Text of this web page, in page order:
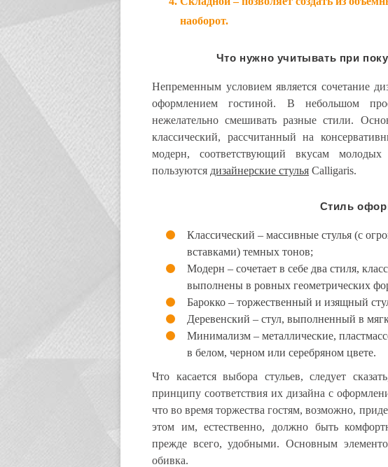
наоборот.
Что нужно учитывать при
Непременным условием является сочетание
оформлением гостиной. В небольшом
нежелательно смешивать разные стили.
классический, рассчитанный на
модерн, соответствующий вкусам молодых
пользуются дизайнерские стулья Calligaris.
Стиль
Классический – массивные стулья (с
вставками) темных тонов;
Модерн – сочетает в себе два стиля,
выполнены в ровных геометрических
Барокко – торжественный и изящный
Деревенский – стул, выполненный в
Минимализм – металлические,
в белом, черном или серебряном цвете.
Что касается выбора стульев, следует
принципу соответствия их дизайна с
что во время торжества гостям, возможно,
этом им, естественно, должно быть
прежде всего, удобными. Основным
обивка.